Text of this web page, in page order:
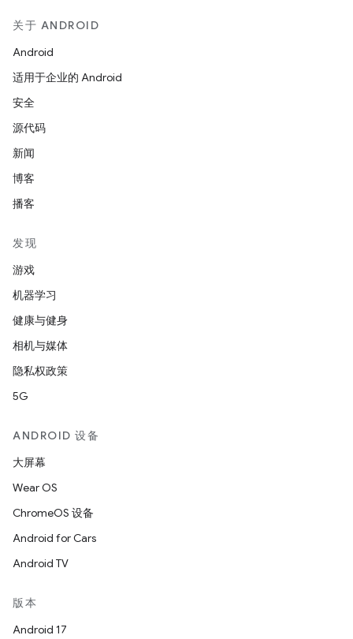
关于 ANDROID
Android
适用于企业的 Android
安全
源代码
新闻
博客
播客
发现
游戏
机器学习
健康与健身
相机与媒体
隐私权政策
5G
ANDROID 设备
大屏幕
Wear OS
ChromeOS 设备
Android for Cars
Android TV
版本
Android 17